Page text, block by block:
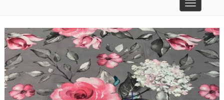
Toggle
navigation